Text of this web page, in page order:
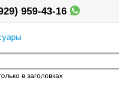
959-43-16
в заголовках